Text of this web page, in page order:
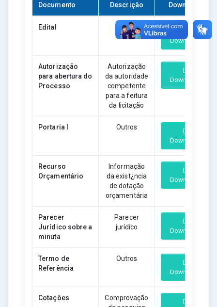
Documento
Descrição Download
Edital Edital
Download
Autorização
para abertura do
Processo
Autorização
da autoridade
competente
para a feitura
da licitação
Download
Portaria I Outros
Download
Recurso
Orçamentário
Informação
da exist¿ncia
de dotação
orçamentária
Download
Parecer
Jurídico sobre a
minuta
Parecer
jurídico
Download
Termo de
Referência
Outros
Download
Cotações
Comprovação